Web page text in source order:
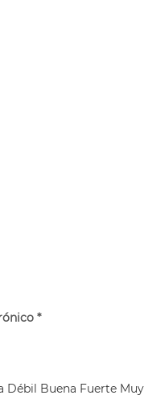
*
Débil Buena Fuerte Muy